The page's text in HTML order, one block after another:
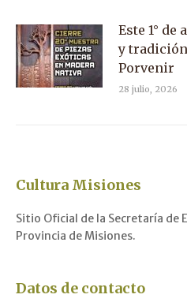
Este 1° de
y
Porvenir
28 julio, 2026
Cultura Misiones
Sitio Oficial de la Secretaría de
Provincia de Misiones.
Datos de contacto